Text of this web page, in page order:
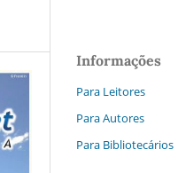
Informações
Para Leitores
Para Autores
Para Bibliotecários